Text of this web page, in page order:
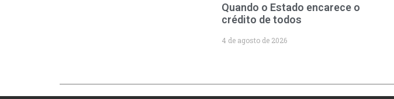
Quando o Estado encarece o
crédito de todos
4 de agosto de 2026